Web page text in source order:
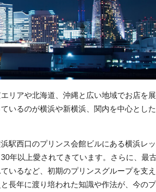
リアや北海道、沖縄と広い地域でお店を展
いるのが横浜や新横浜、関内を中心とした
駅西口のプリンス会館ビルにある横浜レッ
年以上愛されてきています。さらに、最
いるなど、初期のプリンスグループを支え
長年に渡り培われた知識や作法が、今のプ